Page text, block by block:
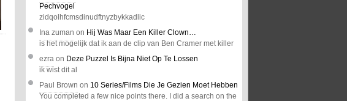
Pechvogel
zidqolhfcmsdinudftnyzbykkadlic
Ina zuman on Hij Was Maar Een Killer Clown…
is het mogelijk dat ik aan de clip van Ben Cramer met killer
ezra on Deze Puzzel Is Bijna Niet Op Te Lossen
ik wist dit al
Paul Brown on 10 Series/Films Die Je Gezien Moet Hebben
You completed a few nice points there. I did a search on the